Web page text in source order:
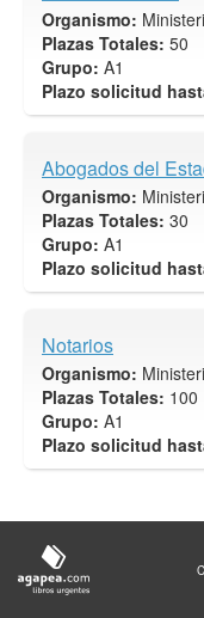
Organismo:
Plazas Totales: 50
Grupo: A1
Plazo solicitud
Abogados del
Organismo:
Plazas Totales: 30
Grupo: A1
Plazo solicitud
Notarios
Organismo:
Plazas Totales: 100
Grupo: A1
Plazo solicitud